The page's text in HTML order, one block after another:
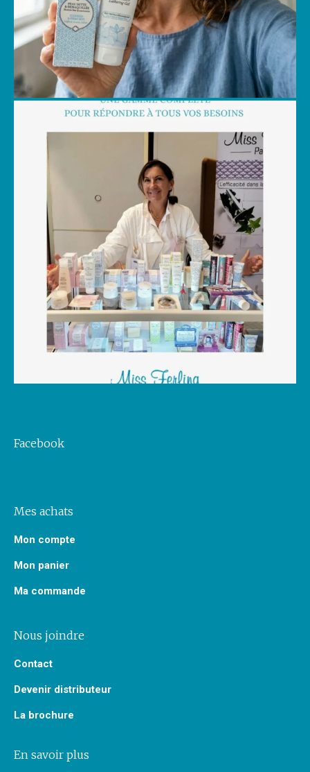
Facebook
Mes achats
Mon compte
Mon panier
Ma commande
Nous joindre
Contact
Devenir distributeur
La brochure
En savoir plus